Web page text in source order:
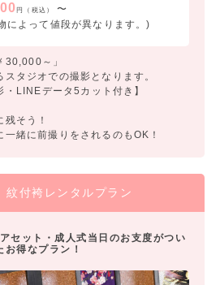
円（税込）
〜
によって値段が異なります。)
～」
タジオでの撮影となります。
・LINEデータ5カット付き】
そう！
緒に前撮りをされるのもOK！
付袴レンタルプラン
セット・成人式当日のお支度がつい
お得なプラン！